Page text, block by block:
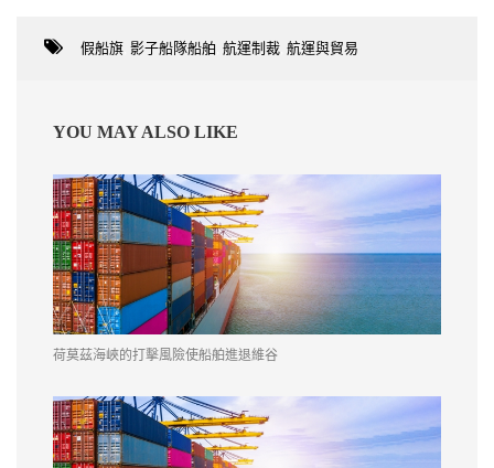
假船旗 影子船隊船舶 航運制裁 航運與貿易
YOU MAY ALSO LIKE
荷莫茲海峽的打擊風險使船舶進退維谷